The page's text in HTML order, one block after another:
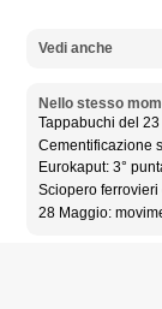
Vedi anche
Nello stesso
Tappabuchi del
Cementificazione
Eurokaput: 3°
Sciopero
28 Maggio: